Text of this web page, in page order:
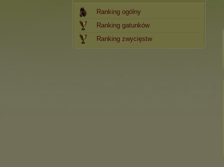
Ranking ogólny
Ranking gatunków
Ranking zwycięstw